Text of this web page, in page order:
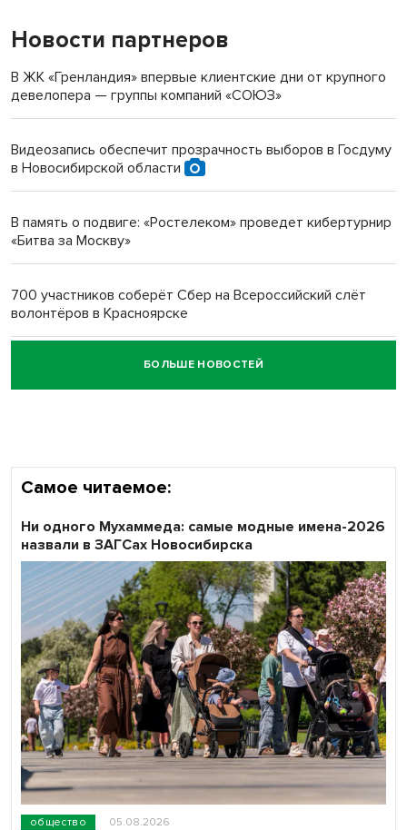
«Мы живём на пастбище!»: в новосибирском селе лошади
терроризируют жителей
Инвалид получил условный срок за избиение врачей
Новосибирский преподаватель с женой вошли в топ-16
Обновлённое отделение ВТБ открылось в Искитиме
Новости партнеров
В ЖК «Гренландия» впервые клиентские дни от крупного
девелопера — группы компаний «СОЮЗ»
Видеозапись обеспечит прозрачность выборов в Госдуму
в Новосибирской области
В память о подвиге: «Ростелеком» проведет кибертурнир
«Битва за Москву»
700 участников соберёт Сбер на Всероссийский слёт
волонтёров в Красноярске
Честный выбор: видеонаблюдение обеспечит
объективность результатов ЕДГ в Новосибирской
БОЛЬШЕ НОВОСТЕЙ
Самое читаемое:
общество 05.08.2026
Ни одного Мухаммеда: самые модные имена-2026
назвали в ЗАГСах Новосибирска